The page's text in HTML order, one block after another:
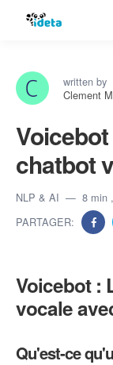
written by
Clement
chatbot
NLP & AI 8 min
PARTAGER:
Voicebot :
vocale
Qu'est-ce